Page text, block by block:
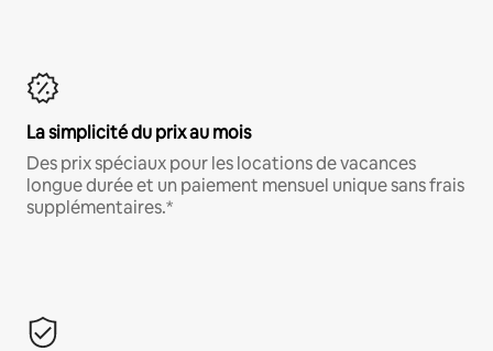
La simplicité du prix au mois
Des prix spéciaux pour les locations de vacances
longue durée et un paiement mensuel unique sans frais
supplémentaires.*